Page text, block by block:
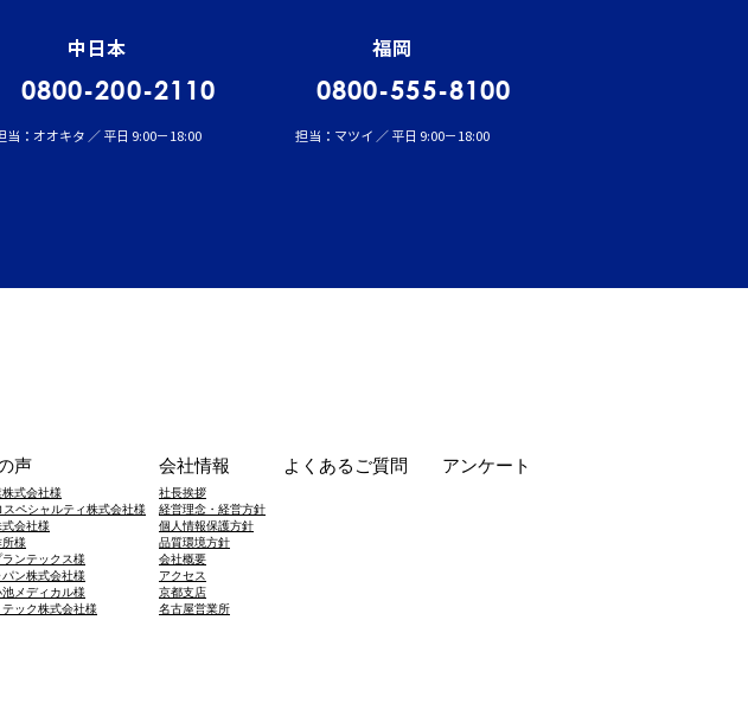
中日本
0800-200-2110
当：オオキタ ／ 平日 9:00－18:00
福岡
0800-555-8100
担当：マツイ ／ 平日 9:00－18:00
声
式会社様
ペシャルティ株式会社様
会社様
所様
ンテックス様
ン株式会社様
メディカル様
ック株式会社様
会社情報 よくあるご質問
社長挨拶
経営理念・経営方針
個人情報保護方針
品質環境方針
会社概要
アクセス
京都支店
​名古屋営業所
アンケート